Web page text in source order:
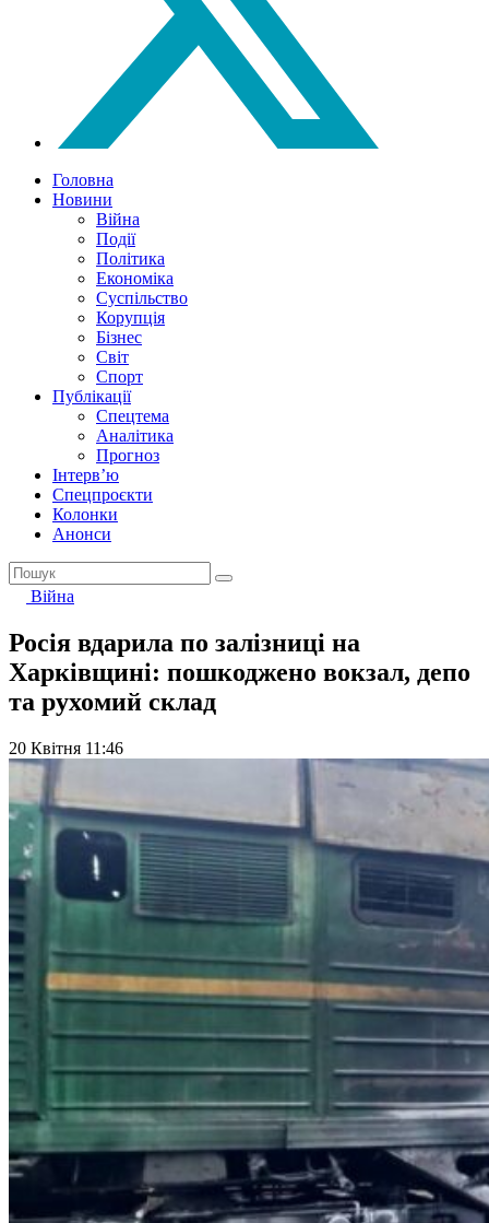
Головна
Новини
Війна
Події
Політика
Економіка
Суспільство
Корупція
Бізнес
Світ
Спорт
Публікації
Спецтема
Аналітика
Прогноз
Інтерв’ю
Спецпроєкти
Колонки
Анонси
Війна
Росія вдарила по залізниці на
Харківщині: пошкоджено вокзал, депо
та рухомий склад
20 Квітня 11:46